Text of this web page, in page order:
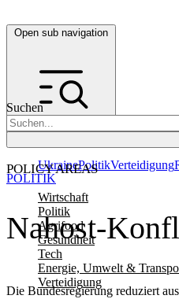
Open sub navigation
Suchen
POLICY AREAS
Wirtschaft
Politik
Agrifood
Gesundheit
Tech
Energie, Umwelt &
Verteidigung
UkrainePolitikVerteidigung
Nahost-
Die Bundesregierung reduziert
POLITIK